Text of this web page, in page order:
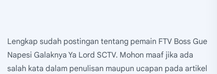
Lengkap sudah postingan tentang pemain FTV Boss Gue
Napesi Galaknya Ya Lord SCTV. Mohon maaf jika ada
salah kata dalam penulisan maupun ucapan pada artikel